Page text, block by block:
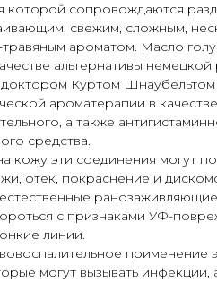
которой сопровождаются
свежим, сложным,
травяным ароматом. Масло
альтернативы
Куртом Шнаубельтом
ароматерапии в
а также
средства.
кожу эти соединения могут
отек, покраснение и
естественные
с признаками УФ-
линии.
применение
могут вызывать